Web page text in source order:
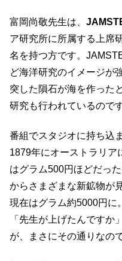
富岡尚敬先生は、
ア研究所に所属する上席
名を持つ方です。
ど海洋研究のイメージが
突した隕石が海を作った
研究も行われているのです
番組でスタジオに持ち込
1879年にオーストラリア
はグラム500円ほどだっ
からさまざまな新鉱物が
現在はグラム約5000円に
「先生が上げたんですか
が、まさにその通りなの